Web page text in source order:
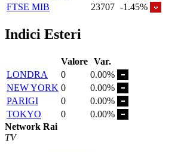
FTSE MIB
23707 -1.45%
Indici Esteri
Valore Var.
LONDRA
0
0.00%
NEW YORK 0
0.00%
PARIGI
0
0.00%
TOKYO
0
0.00%
Network Rai
TV